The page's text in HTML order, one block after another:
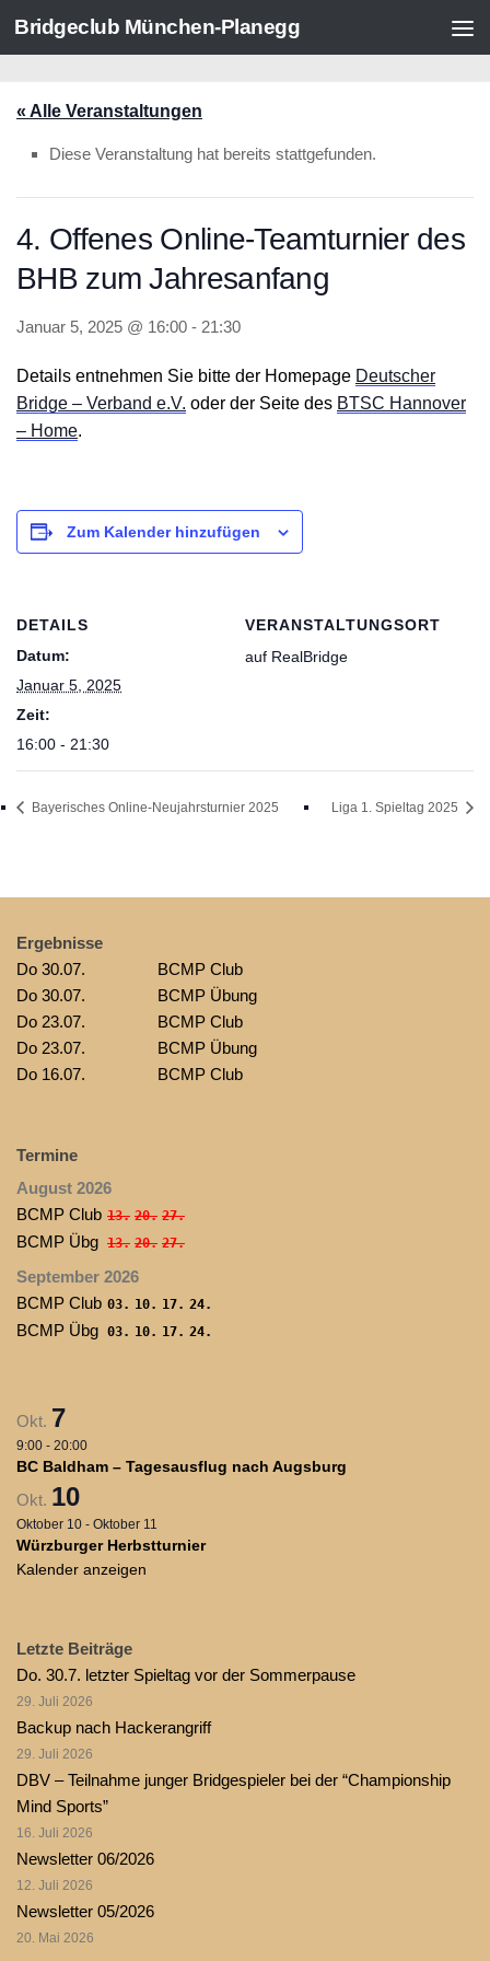
Zum Inhalt springen
Bridgeclub München-Planegg
« Alle Veranstaltungen
Diese Veranstaltung hat bereits stattgefunden.
4. Offenes Online-Teamturnier des
BHB zum Jahresanfang
Januar 5, 2025 @ 16:00 - 21:30
Details entnehmen Sie bitte der Homepage Deutscher
Bridge – Verband e.V. oder der Seite des BTSC Hannover
– Home.
Zum Kalender hinzufügen
DETAILS
Datum:
Januar 5, 2025
Zeit:
16:00 - 21:30
VERANSTALTUNGSORT
auf RealBridge
Bayerisches Online-Neujahrsturnier 2025 Liga 1. Spieltag 2025
Ergebnisse
Do 30.07.
BCMP Club
Do 30.07.
BCMP Übung
Do 23.07.
BCMP Club
Do 23.07.
BCMP Übung
Do 16.07.
BCMP Club
Termine
August 2026
BCMP Club 13. 20. 27.
BCMP Übg 13. 20. 27.
September 2026
BCMP Club 03. 10. 17. 24.
BCMP Übg 03. 10. 17. 24.
Okt. 7
9:00 - 20:00
BC Baldham – Tagesausflug nach Augsburg
Okt. 10
Oktober 10 - Oktober 11
Würzburger Herbstturnier
Kalender anzeigen
Letzte Beiträge
Do. 30.7. letzter Spieltag vor der Sommerpause
29. Juli 2026
Backup nach Hackerangriff
29. Juli 2026
DBV – Teilnahme junger Bridgespieler bei der “Championship
Mind Sports”
16. Juli 2026
Newsletter 06/2026
12. Juli 2026
Newsletter 05/2026
20. Mai 2026